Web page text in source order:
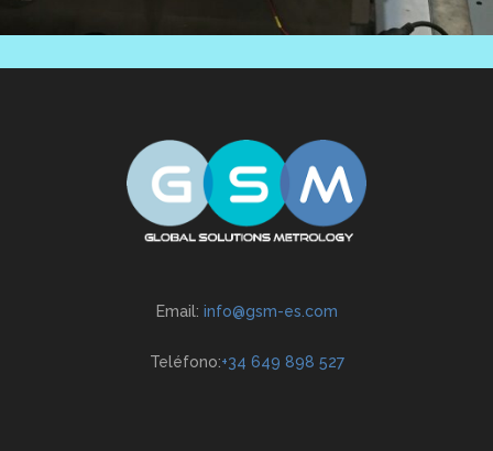
Email: info@gsm-es.com
Teléfono:+34 649 898 527